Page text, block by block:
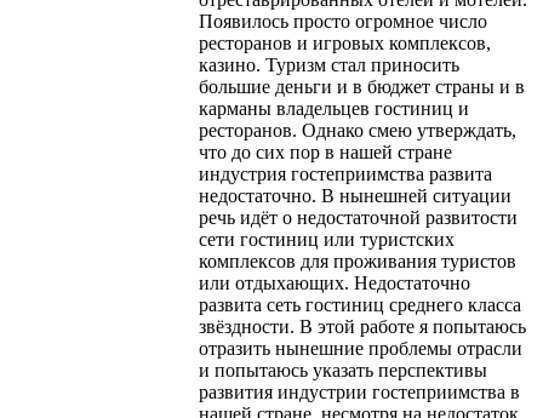
Появилось просто огромное число
ресторанов и игровых комплексов,
казино. Туризм стал приносить
большие деньги и в бюджет страны и в
карманы владельцев гостиниц и
ресторанов. Однако смею утверждать,
что до сих пор в нашей стране
индустрия гостеприимства развита
недостаточно. В нынешней ситуации
речь идёт о недостаточной развитости
сети гостиниц или туристских
комплексов для проживания туристов
или отдыхающих. Недостаточно
развита сеть гостиниц среднего класса
звёздности. В этой работе я попытаюсь
отразить нынешние проблемы отрасли
и попытаюсь указать перспективы
развития индустрии гостеприимства в